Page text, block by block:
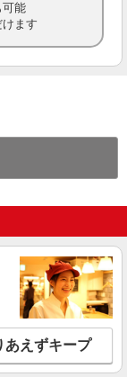
可能
ます
あえずキープ